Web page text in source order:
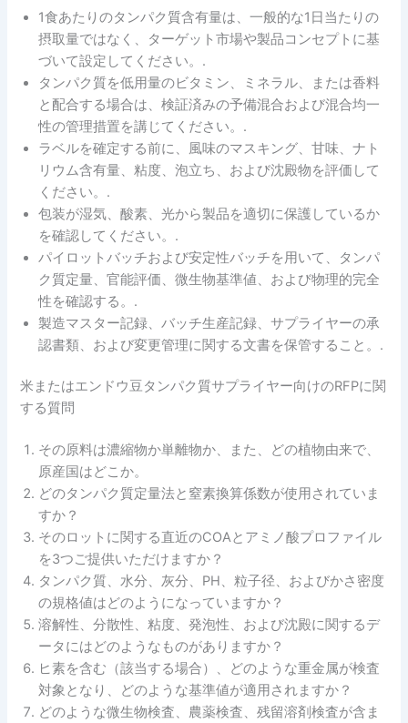
1食あたりのタンパク質含有量は、一般的な1日当たりの
摂取量ではなく、ターゲット市場や製品コンセプトに基
づいて設定してください。.
タンパク質を低用量のビタミン、ミネラル、または香料
と配合する場合は、検証済みの予備混合および混合均一
性の管理措置を講じてください。.
ラベルを確定する前に、風味のマスキング、甘味、ナト
リウム含有量、粘度、泡立ち、および沈殿物を評価して
ください。.
包装が湿気、酸素、光から製品を適切に保護しているか
を確認してください。.
パイロットバッチおよび安定性バッチを用いて、タンパ
ク質定量、官能評価、微生物基準値、および物理的完全
性を確認する。.
製造マスター記録、バッチ生産記録、サプライヤーの承
認書類、および変更管理に関する文書を保管すること。.
米またはエンドウ豆タンパク質サプライヤー向けのRFPに関
する質問
その原料は濃縮物か単離物か、また、どの植物由来で、
原産国はどこか。
どのタンパク質定量法と窒素換算係数が使用されていま
すか？
そのロットに関する直近のCOAとアミノ酸プロファイル
を3つご提供いただけますか？
タンパク質、水分、灰分、pH、粒子径、およびかさ密度
の規格値はどのようになっていますか？
溶解性、分散性、粘度、発泡性、および沈殿に関するデ
ータにはどのようなものがありますか？
ヒ素を含む（該当する場合）、どのような重金属が検査
対象となり、どのような基準値が適用されますか？
どのような微生物検査、農薬検査、残留溶剤検査が含ま